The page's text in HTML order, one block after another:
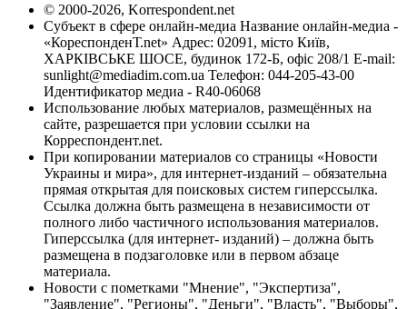
© 2000-2026, Korrespondent.net
Субъект в сфере онлайн-медиа Название онлайн-медиа -
«КореспонденТ.net» Адрес: 02091, місто Київ,
ХАРКІВСЬКЕ ШОСЕ, будинок 172-Б, офіс 208/1 E-mail:
sunlight@mediadim.com.ua Телефон: 044-205-43-00
Идентификатор медиа - R40-06068
Использование любых материалов, размещённых на
сайте, разрешается при условии ссылки на
Корреспондент.net.
При копировании материалов со страницы «Новости
Украины и мира», для интернет-изданий – обязательна
прямая открытая для поисковых систем гиперссылка.
Ссылка должна быть размещена в независимости от
полного либо частичного использования материалов.
Гиперссылка (для интернет- изданий) – должна быть
размещена в подзаголовке или в первом абзаце
материала.
Новости с пометками "Мнение", "Экспертиза",
"Заявление", "Регионы", "Деньги", "Власть", "Выборы",